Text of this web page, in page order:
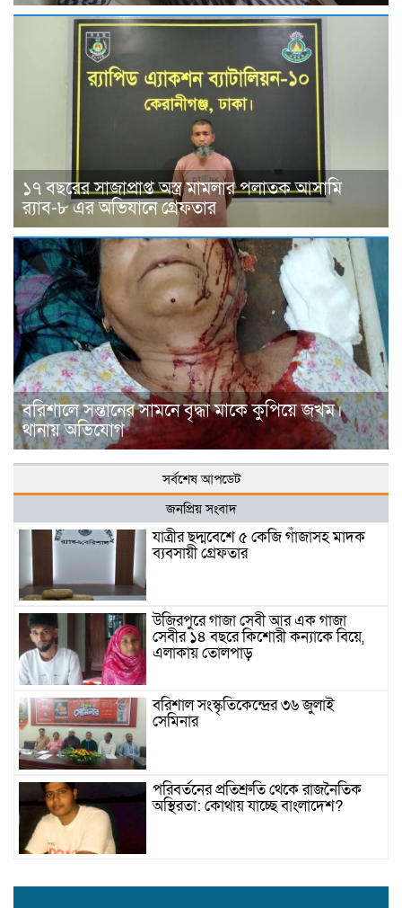
১৭ বছরের সাজাপ্রাপ্ত অস্ত্র মামলার পলাতক আসামি
র‍্যাব-৮ এর অভিযানে গ্রেফতার
বরিশালে সন্তানের সামনে বৃদ্ধা মাকে কুপিয়ে জখম।
থানায় অভিযোগ
সর্বশেষ আপডেট
জনপ্রিয় সংবাদ
যাত্রীর ছদ্মবেশে ৫ কেজি গাঁজাসহ মাদক
ব্যবসায়ী গ্রেফতার
উজিরপুরে গাজা সেবী আর এক গাজা
সেবীর ১৪ বছরে কিশোরী কন্যাকে বিয়ে,
এলাকায় তোলপাড়
বরিশাল সংস্কৃতিকেন্দ্রের ৩৬ জুলাই
সেমিনার
পরিবর্তনের প্রতিশ্রুতি থেকে রাজনৈতিক
অস্থিরতা: কোথায় যাচ্ছে বাংলাদেশ?
ওপর হামলা, জেলা সাংবাদিক ইউনিয়নের